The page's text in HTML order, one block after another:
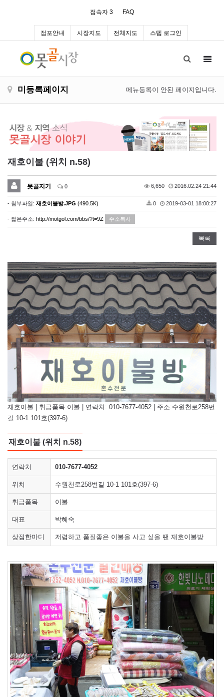
접속자 3 FAQ
점포안내 시장지도 전체지도 스텝 로그인
미등록페이지 메뉴등록이 안된 페이지입니다.
재호이불 (위치 n.58)
못골지기 0 6,650 2016.02.24 21:44
- 첨부파일: 재호이불방.JPG (490.5K) 0 2019-03-01 18:00:27
- 짧은주소: http://motgol.com/bbs/?t=9Z 주소복사
목록
재호이불 | 취급품목:이불 | 연락처: 010-7677-4052 | 주소:수원천로258번
길 10-1 101호(397-6)
재호이불 (위치 n.58)
연락처 010-7677-4052
위치 수원천로258번길 10-1 101호(397-6)
취급품목 이불
대표 박혜숙
상점한마디 저렴하고 품질좋은 이불을 사고 싶을 땐 재호이불방